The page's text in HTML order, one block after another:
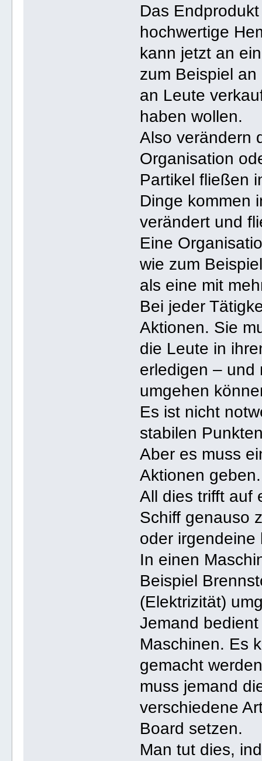
Das
hochwertige
kann jetzt an
zum Beispiel
an Leute
haben wollen.
Also verändern
Organisation
Partikel fließen
Dinge kommen
verändert und
Eine
wie zum
als eine mit
Bei jeder
Aktionen. Sie
die Leute in
erledigen – und
umgehen
Es ist nicht
stabilen
Aber es muss
Aktionen geben.
All dies trifft auf
Schiff genauso
oder irgendeine
In einen
Beispiel
(Elektrizität)
Jemand
Maschinen. Es
gemacht
muss jemand
verschiedene
Board setzen.
Man tut dies,